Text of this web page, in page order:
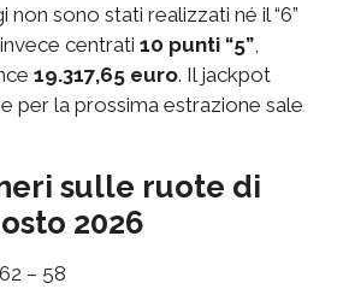
sono stati realizzati né il “6”
invece centrati 10 punti “5”
19.317,65 euro. Il jackpot
per la prossima estrazione sale
sulle ruote di
2026
– 58